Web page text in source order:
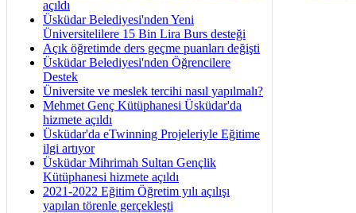
açıldı
Üsküdar Belediyesi'nden Yeni
Üniversitelilere 15 Bin Lira Burs desteği
Açık öğretimde ders geçme puanları değişti
Üsküdar Belediyesi'nden Öğrencilere
Destek
Üniversite ve meslek tercihi nasıl yapılmalı?
Mehmet Genç Kütüphanesi Üsküdar'da
hizmete açıldı
Üsküdar'da eTwinning Projeleriyle Eğitime
ilgi artıyor
Üsküdar Mihrimah Sultan Gençlik
Kütüphanesi hizmete açıldı
2021-2022 Eğitim Öğretim yılı açılışı
yapılan törenle gerçekleşti